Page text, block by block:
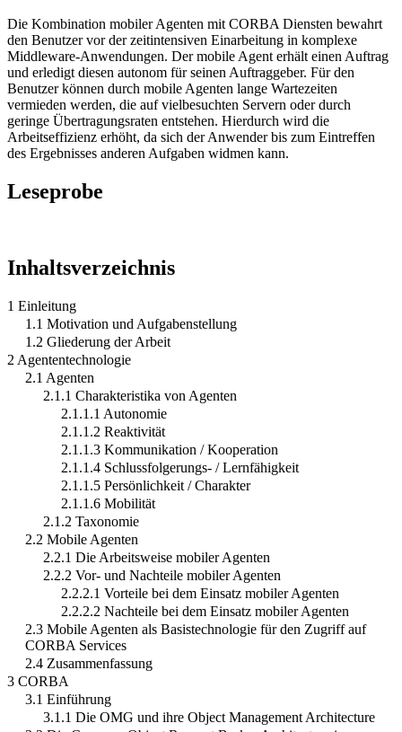
Die Kombination mobiler Agenten mit CORBA Diensten bewahrt
den Benutzer vor der zeitintensiven Einarbeitung in komplexe
Middleware-Anwendungen. Der mobile Agent erhält einen Auftrag
und erledigt diesen autonom für seinen Auftraggeber. Für den
Benutzer können durch mobile Agenten lange Wartezeiten
vermieden werden, die auf vielbesuchten Servern oder durch
geringe Übertragungsraten entstehen. Hierdurch wird die
Arbeitseffizienz erhöht, da sich der Anwender bis zum Eintreffen
des Ergebnisses anderen Aufgaben widmen kann.
Leseprobe
Inhaltsverzeichnis
1 Einleitung
1.1 Motivation und Aufgabenstellung
1.2 Gliederung der Arbeit
2 Agententechnologie
2.1 Agenten
2.1.1 Charakteristika von Agenten
2.1.1.1 Autonomie
2.1.1.2 Reaktivität
2.1.1.3 Kommunikation / Kooperation
2.1.1.4 Schlussfolgerungs- / Lernfähigkeit
2.1.1.5 Persönlichkeit / Charakter
2.1.1.6 Mobilität
2.1.2 Taxonomie
2.2 Mobile Agenten
2.2.1 Die Arbeitsweise mobiler Agenten
2.2.2 Vor- und Nachteile mobiler Agenten
2.2.2.1 Vorteile bei dem Einsatz mobiler Agenten
2.2.2.2 Nachteile bei dem Einsatz mobiler Agenten
2.3 Mobile Agenten als Basistechnologie für den Zugriff auf
CORBA Services
2.4 Zusammenfassung
3 CORBA
3.1 Einführung
3.1.1 Die OMG und ihre Object Management Architecture